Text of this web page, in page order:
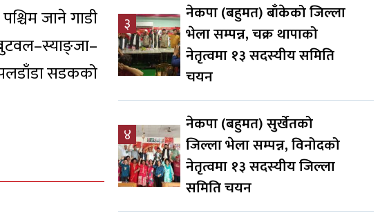
जाने गाडी
सडकको
३
नेकपा (बहुमत) बाँकेको जिल्ला
भेला सम्पन्न, चक्र थापाको
नेतृत्वमा १३ सदस्यीय समिति
चयन
४
नेकपा (बहुमत) सुर्खेतको
जिल्ला भेला सम्पन्न, विनोदको
नेतृत्वमा १३ सदस्यीय जिल्ला
समिति चयन